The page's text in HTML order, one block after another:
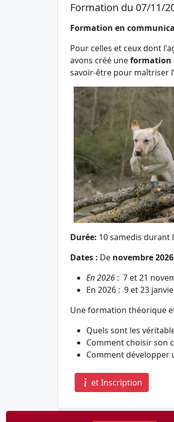
Formation du 07/11/
Formation en
Pour celles et ceux dont
avons créé uneformation
savoir-être pour maîtriser
Durée: 10 samedis durant
Dates : De novembre 2026
En 2026 : 7 et 21
En 2026 : 9 et 23
Une formation théorique
Quels sont les
Comment choisir son
Comment développer
et Inscription